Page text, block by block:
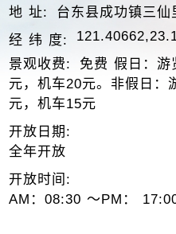
地 址:
台东县成功镇三仙
经 纬 度:
景观收费:
免费 假日：游
元，机车20元。非假日：
元，机车15元
开放日期:
全年开放
开放时间:
AM：08:30 ～PM：